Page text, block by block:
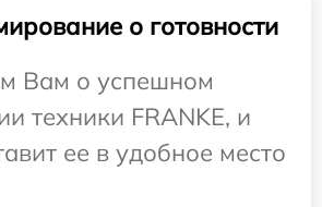
о готовности
Вам о успешном
техники FRANKE, и
ее в удобное место